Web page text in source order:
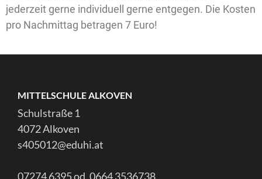
jederzeit gerne individuell gerne entgegen. Die Kosten
pro Nachmittag betragen 7 Euro!
MITTELSCHULE ALKOVEN
Schulstraße 1
4072 Alkoven
s405012@eduhi.at
07274 6395 od. 0664 3536738